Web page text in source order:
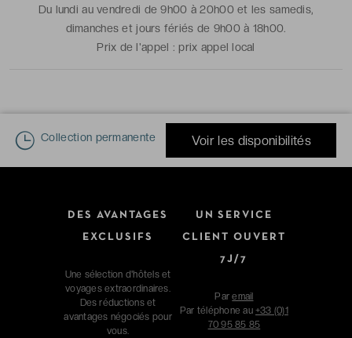
Du lundi au vendredi de 9h00 à 20h00 et les samedis,
dimanches et jours fériés de 9h00 à 18h00.
Prix de l'appel :prix appel local
Collection permanente Voir les disponibilités
DES AVANTAGES
EXCLUSIFS
Une sélection d'hôtels et
voyages extraordinaires.
Des réductions et
avantages négociés pour
vous.
UN SERVICE
CLIENT OUVERT
7J/7
Paremail
Par téléphone au +33 (0)1
70 95 85 85